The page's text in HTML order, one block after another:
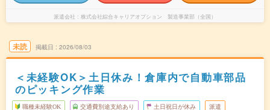
派遣会社 株式会社綜合キャリアオプション 製造事業部（全国）
未読 掲載日 2026/08/03
＜未経験OK＞土日休み！倉庫内で自動車部品
のピッキング作業
職種未経験OK 交通費別途支給あり 土日祝日が休み 派遣